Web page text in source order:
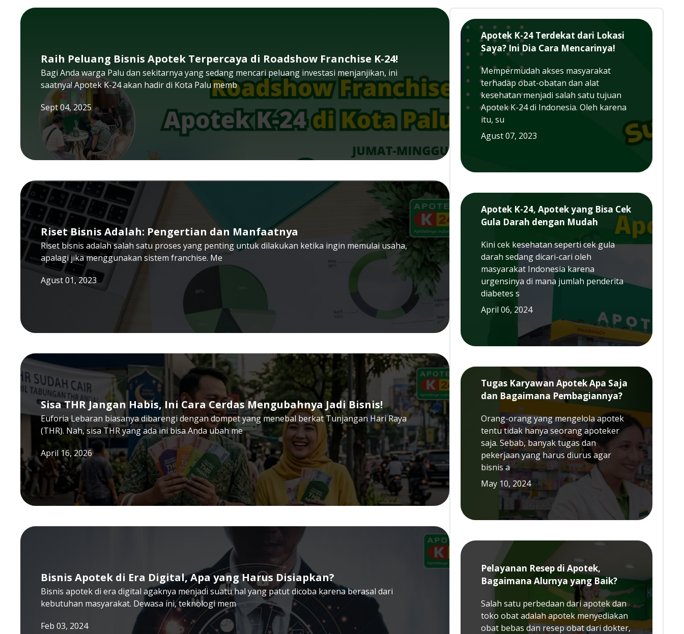
Raih Peluang Bisnis Apotek Terpercaya di Roadshow Franchise K-24!
Bagi Anda warga Palu dan sekitarnya yang sedang mencari peluang investasi menjanjikan, ini
saatnya! Apotek K-24 akan hadir di Kota Palu memb
Sept 04, 2025
Riset Bisnis Adalah: Pengertian dan Manfaatnya
Riset bisnis adalah salah satu proses yang penting untuk dilakukan ketika ingin memulai usaha,
apalagi jika menggunakan sistem franchise. Me
Agust 01, 2023
Sisa THR Jangan Habis, Ini Cara Cerdas Mengubahnya Jadi Bisnis!
Euforia Lebaran biasanya dibarengi dengan dompet yang menebal berkat Tunjangan Hari Raya
(THR). Nah, sisa THR yang ada ini bisa Anda ubah me
April 16, 2026
Bisnis Apotek di Era Digital, Apa yang Harus Disiapkan?
Bisnis apotek di era digital agaknya menjadi suatu hal yang patut dicoba karena berasal dari
kebutuhan masyarakat. Dewasa ini, teknologi mem
Feb 03, 2024
Apotek K-24 Terdekat dari Lokasi
Saya? Ini Dia Cara Mencarinya!
Mempermudah akses masyarakat
terhadap obat-obatan dan alat
kesehatan menjadi salah satu tujuan
Apotek K-24 di Indonesia. Oleh karena
itu, su
Agust 07, 2023
Apotek K-24, Apotek yang Bisa Cek
Gula Darah dengan Mudah
Kini cek kesehatan seperti cek gula
darah sedang dicari-cari oleh
masyarakat Indonesia karena
urgensinya di mana jumlah penderita
diabetes s
April 06, 2024
Tugas Karyawan Apotek Apa Saja
dan Bagaimana Pembagiannya?
Orang-orang yang mengelola apotek
tentu tidak hanya seorang apoteker
saja. Sebab, banyak tugas dan
pekerjaan yang harus diurus agar
bisnis a
May 10, 2024
Pelayanan Resep di Apotek,
Bagaimana Alurnya yang Baik?
Salah satu perbedaan dari apotek dan
toko obat adalah apotek menyediakan
obat bebas dan resep obat dari dokter,